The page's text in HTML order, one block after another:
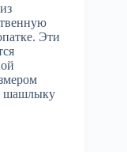
Эти
шашлыку